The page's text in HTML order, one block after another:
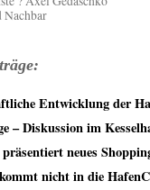
Entwicklung der
– Diskussion im
neues
nicht in die